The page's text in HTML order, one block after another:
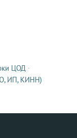
ЦОД ·
ИП, КИНН)